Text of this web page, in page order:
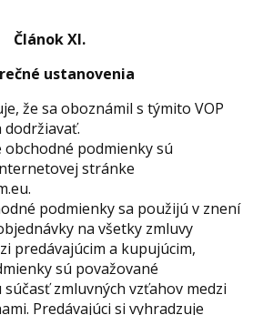
Článok XI.
ustanovenia
že sa oboznámil s týmito VOP
dodržiavať.
obchodné podmienky sú
stránke
podmienky sa použijú v znení
na všetky zmluvy
predávajúcim a kupujúcim,
sú považované
zmluvných vzťahov medzi
Predávajúci si vyhradzuje